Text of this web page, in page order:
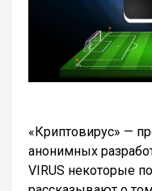
«Криптовирус» —
анонимных
VIRUS некоторые